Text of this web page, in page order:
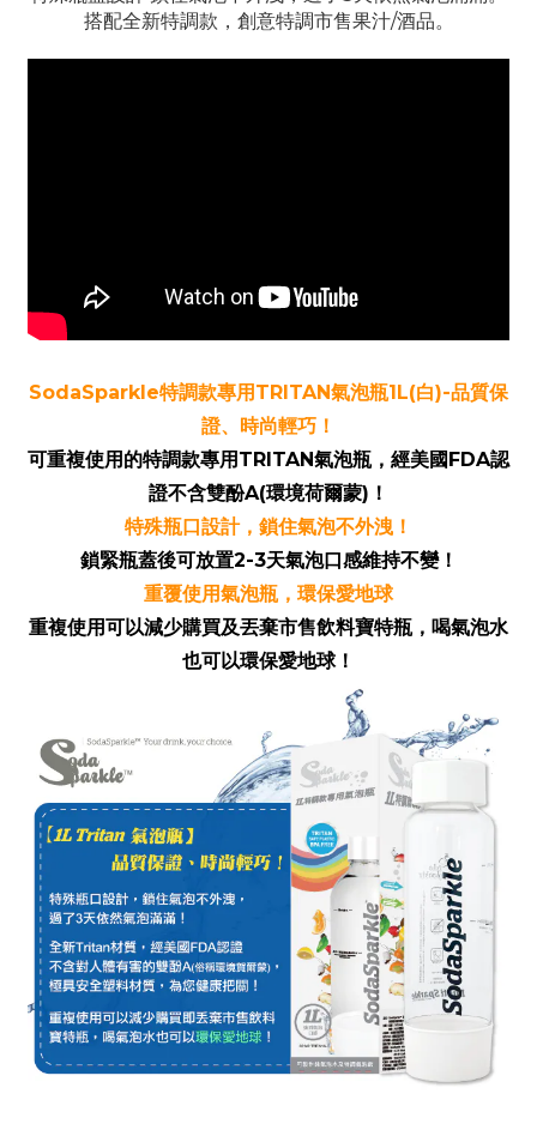
搭配全新特調款，創意特調市售果汁/酒品。
SodaSparkle特調款專用 TRITAN氣泡瓶1L(白)-品質保
證、時尚輕巧！
可重複使用的特調款專用 TRITAN氣泡瓶，經美國FDA認
證不含雙酚A(環境荷爾蒙)！
特殊瓶口設計，鎖住氣泡不外洩！
鎖緊瓶蓋後可放置2-3天氣泡口感維持不變！
重覆使用氣泡瓶，環保愛地球
重複使用可以減少購買及丟棄市售飲料寶特瓶，喝氣泡水
也可以環保愛地球！